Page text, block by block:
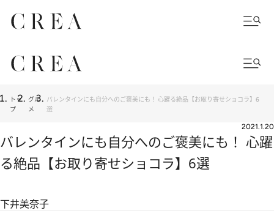
トッ
プ
グル
メ
バレンタインにも自分へのご褒美にも！ 心躍る絶品【お取り寄せショコラ】6
選
2021.1.20
バレンタインにも自分へのご褒美にも！ 心躍
る絶品【お取り寄せショコラ】6選
下井美奈子